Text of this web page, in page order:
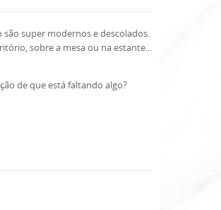
super modernos e descolados.
sobre a mesa ou na estante...
de que está faltando algo?